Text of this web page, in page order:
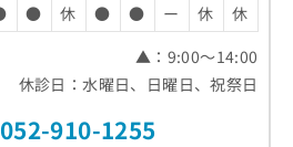
● 休 ● ● ー 休
休
▲：9:00～14:00
休診日：水曜日、日曜日、祝祭日
910-1255